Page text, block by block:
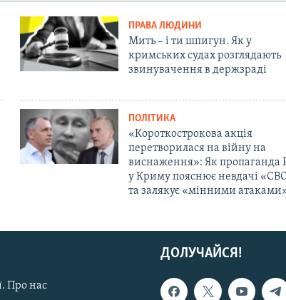
ПРАВА ЛЮДИНИ
Мить – і ти шпигун. Як у
кримських судах розглядають
звинувачення в держзраді
ПОЛІТИКА
«Короткострокова акція
перетворилася на війну на
виснаження»: Як пропаганда
у Криму пояснює невдачі
та залякує «мінними
ДОЛУЧАЙСЯ!
Про нас